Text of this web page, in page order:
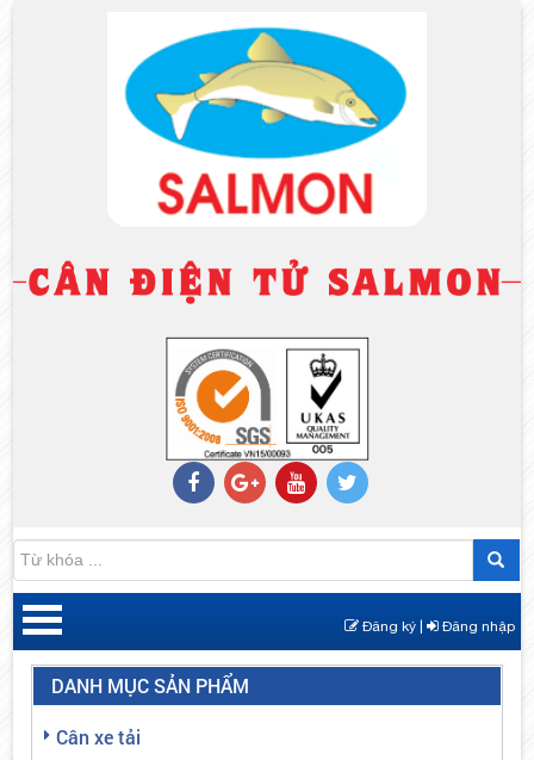
Đăng ký | Đăng nhập
DANH MỤC SẢN PHẨM
Cân xe tải